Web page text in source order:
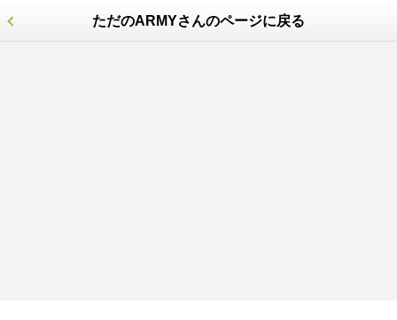
ただのARMYさんのページに戻る